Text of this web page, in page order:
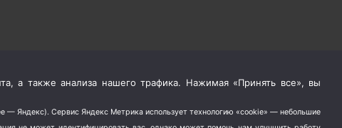
а также анализа нашего трафика. Нажимая «Принять все», вы
— Яндекс). Сервис Яндекс Метрика использует технологию «cookie» — небольшие